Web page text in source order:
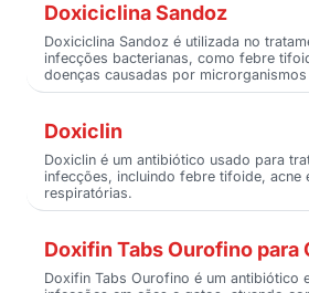
Doxiciclina Sandoz
Doxiciclina Sandoz é utilizada no
infecções bacterianas, como febre
doenças causadas por
Doxiclin
Doxiclin é um antibiótico usado para
infecções, incluindo febre tifoide, acne
respiratórias.
Doxifin Tabs Ourofino para
Doxifin Tabs Ourofino é um antibiótico